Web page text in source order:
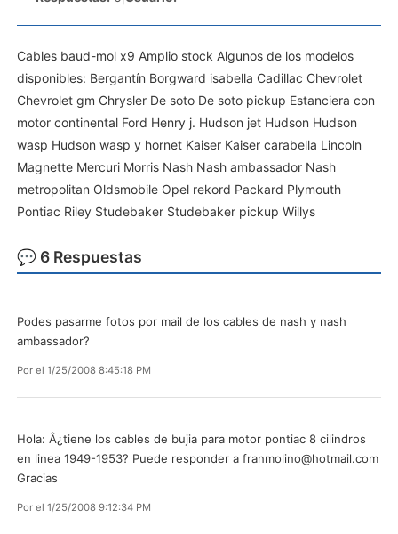
Cables baud-mol x9 Amplio stock Algunos de los modelos
disponibles: Bergantín Borgward isabella Cadillac Chevrolet
Chevrolet gm Chrysler De soto De soto pickup Estanciera con
motor continental Ford Henry j. Hudson jet Hudson Hudson
wasp Hudson wasp y hornet Kaiser Kaiser carabella Lincoln
Magnette Mercuri Morris Nash Nash ambassador Nash
metropolitan Oldsmobile Opel rekord Packard Plymouth
Pontiac Riley Studebaker Studebaker pickup Willys
💬 6 Respuestas
Podes pasarme fotos por mail de los cables de nash y nash
ambassador?
Por el 1/25/2008 8:45:18 PM
Hola: Â¿tiene los cables de bujia para motor pontiac 8 cilindros
en linea 1949-1953? Puede responder a franmolino@hotmail.com
Gracias
Por el 1/25/2008 9:12:34 PM